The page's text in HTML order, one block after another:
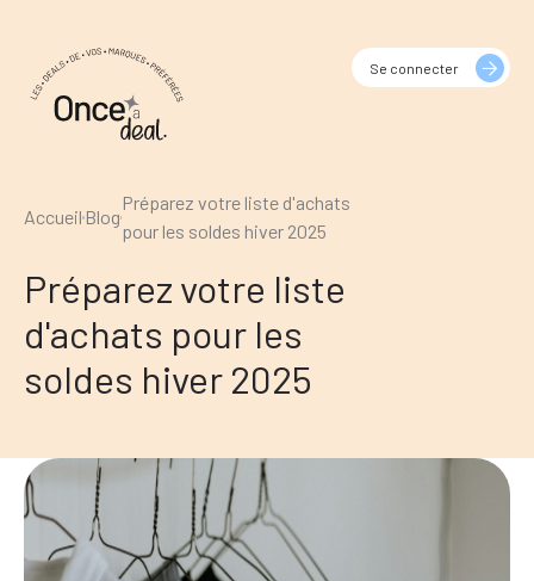
AccueilBlog
Préparez votre liste d'achats
pour les soldes hiver 2025
Préparez votre liste
d'achats pour les
soldes hiver 2025
Se connecter